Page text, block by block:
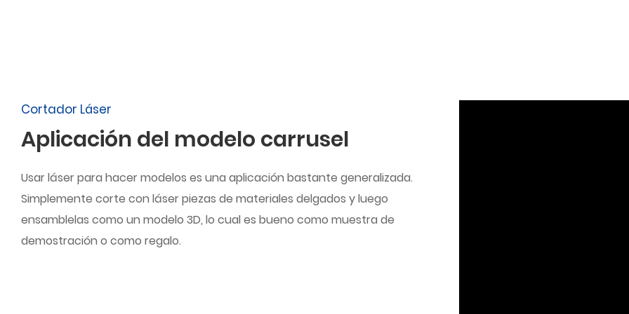
Cortador Láser
Aplicación del modelo carrusel
Usar láser para hacer modelos es una aplicación bastante generalizada.
Simplemente corte con láser piezas de materiales delgados y luego
ensamblelas como un modelo 3D, lo cual es bueno como muestra de
demostración o como regalo.